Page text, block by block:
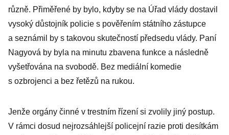
různě. Přiměřené by bylo, kdyby se na Úřad vlády dostavil
vysoký důstojník policie s pověřením státního zástupce
a seznámil by s takovou skutečností předsedu vlády. Paní
Nagyová by byla na minutu zbavena funkce a následně
vyšetřována na svobodě. Bez mediální komedie
s ozbrojenci a bez řetězů na rukou.
Jenže orgány činné v trestním řízení si zvolily jiný postup.
V rámci dosud nejrozsáhlejší policejní razie proti desítkám